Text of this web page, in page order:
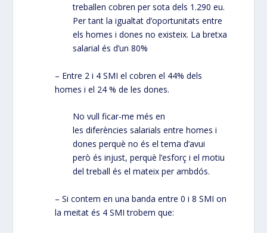
treballen cobren per sota dels 1.290 eu.
Per tant la igualtat d’oportunitats entre
els homes i dones no existeix. La bretxa
salarial és d’un 80%
– Entre 2 i 4 SMI el cobren el 44% dels
homes i el 24 % de les dones.
No vull ficar-me més en
les diferències salarials entre homes i
dones perquè no és el tema d’avui
però és injust, perquè l’esforç i el motiu
del treball és el mateix per ambdós.
– Si contem en una banda entre 0 i 8 SMI on
la meitat és 4 SMI trobem que: